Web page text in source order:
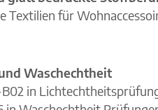
Textilien für
Waschechtheit
B02 in